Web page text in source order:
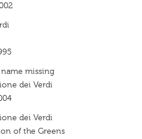
missing
dei Verdi
dei Verdi
of the Greens